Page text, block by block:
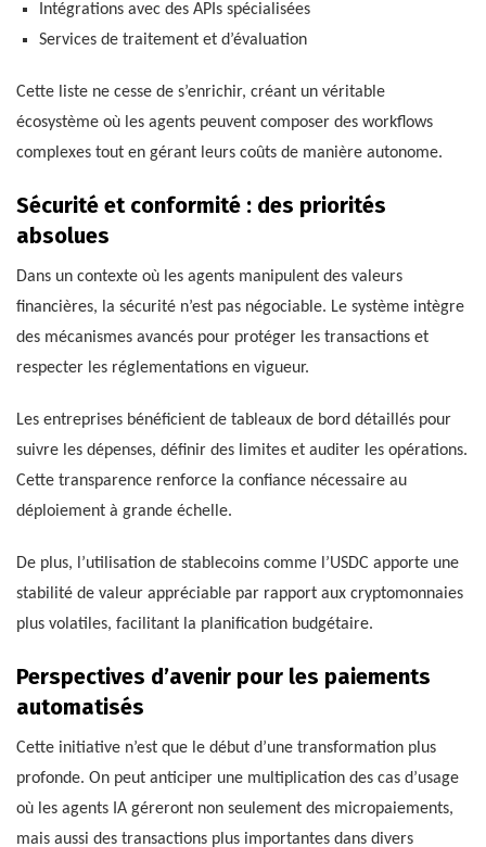
Intégrations avec des APIs spécialisées
Services de traitement et d’évaluation
Cette liste ne cesse de s’enrichir, créant un véritable
écosystème où les agents peuvent composer des workflows
complexes tout en gérant leurs coûts de manière autonome.
Sécurité et conformité : des priorités
absolues
Dans un contexte où les agents manipulent des valeurs
financières, la sécurité n’est pas négociable. Le système intègre
des mécanismes avancés pour protéger les transactions et
respecter les réglementations en vigueur.
Les entreprises bénéficient de tableaux de bord détaillés pour
suivre les dépenses, définir des limites et auditer les opérations.
Cette transparence renforce la confiance nécessaire au
déploiement à grande échelle.
De plus, l’utilisation de stablecoins comme l’USDC apporte une
stabilité de valeur appréciable par rapport aux cryptomonnaies
plus volatiles, facilitant la planification budgétaire.
Perspectives d’avenir pour les paiements
automatisés
Cette initiative n’est que le début d’une transformation plus
profonde. On peut anticiper une multiplication des cas d’usage
où les agents IA géreront non seulement des micropaiements,
mais aussi des transactions plus importantes dans divers